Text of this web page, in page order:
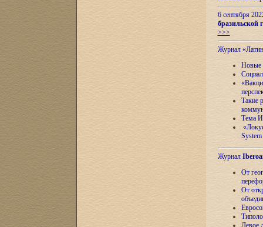
6 сентября
бразильской
>>>
Журнал
Новые
Такие
Тема
Журнал
От
От
Левое